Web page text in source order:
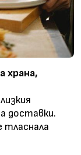
храна,
доставки.
тласнала